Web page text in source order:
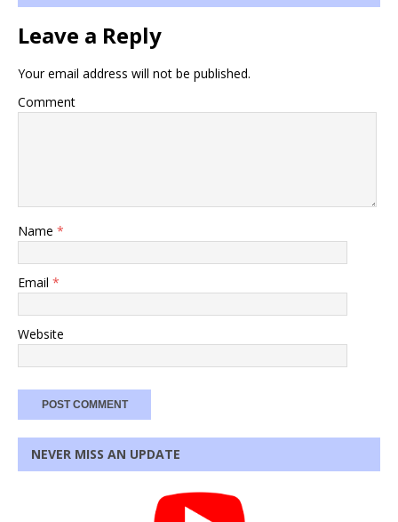
Leave a Reply
Your email address will not be published.
Comment
Name *
Email *
Website
NEVER MISS AN UPDATE